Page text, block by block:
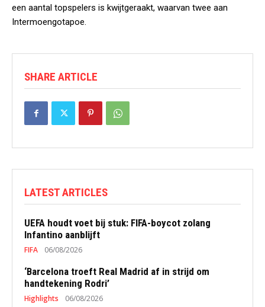
een aantal topspelers is kwijtgeraakt, waarvan twee aan
Intermoengotapoe.
SHARE ARTICLE
LATEST ARTICLES
UEFA houdt voet bij stuk: FIFA-boycot zolang
Infantino aanblijft
FIFA 06/08/2026
‘Barcelona troeft Real Madrid af in strijd om
handtekening Rodri’
Highlights 06/08/2026